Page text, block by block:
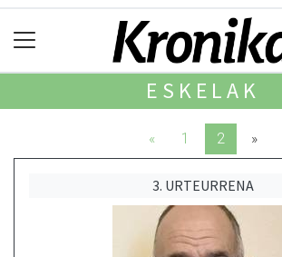
ESKELAK
« 1 2 »
3. URTEURRENA